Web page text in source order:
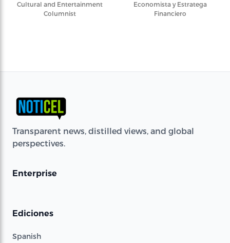
Cultural and Entertainment
Columnist
Economista y Estratega
Financiero
Transparent news, distilled views, and global
perspectives.
Enterprise
Ediciones
Spanish